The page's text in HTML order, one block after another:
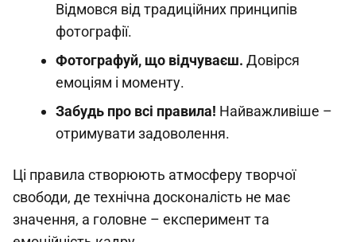
Відмовся від традиційних принципів
фотографії.
Фотографуй, що відчуваєш. Довірся
емоціям і моменту.
Забудь про всі правила! Найважливіше –
отримувати задоволення.
Ці правила створюють атмосферу творчої
свободи, де технічна досконалість не має
значення, а головне – експеримент та